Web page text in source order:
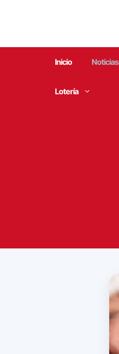
Inicio Noticias
Lotería